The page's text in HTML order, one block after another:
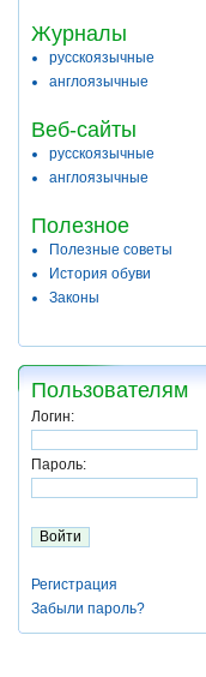
Журналы
русскоязычные
англоязычные
Веб-сайты
русскоязычные
англоязычные
Полезное
Полезные советы
История обуви
Законы
Пользователям
Логин:
Пароль:
Регистрация
Забыли пароль?